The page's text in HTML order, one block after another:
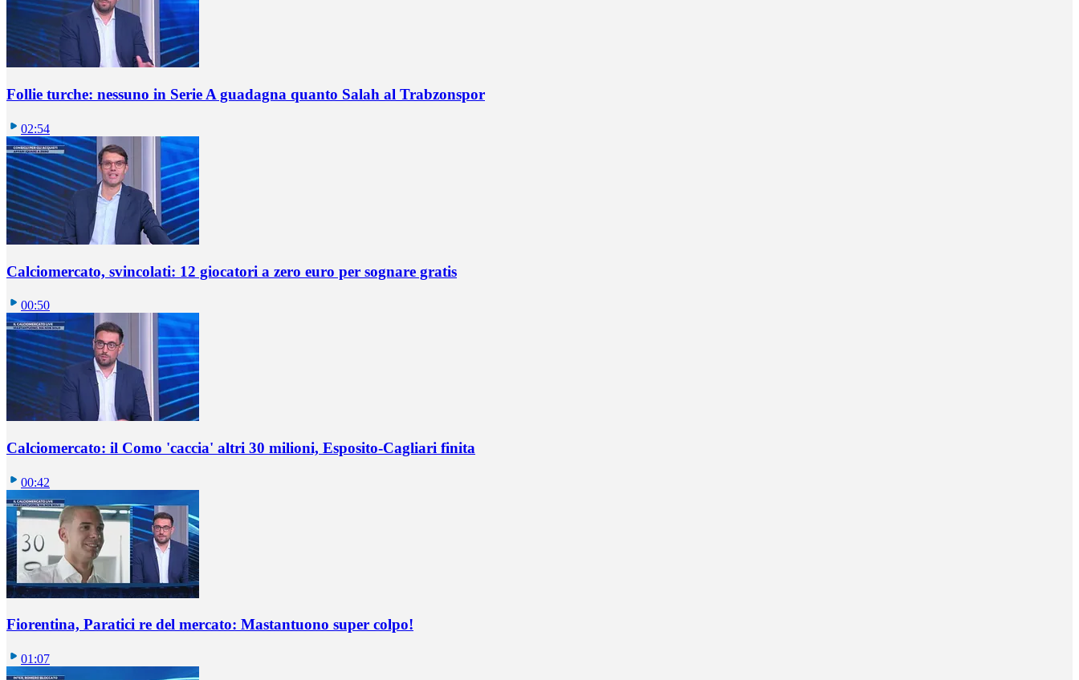
Follie turche: nessuno in Serie A guadagna quanto Salah al Trabzonspor
02:54
Calciomercato, svincolati: 12 giocatori a zero euro per sognare gratis
00:50
Calciomercato: il Como 'caccia' altri 30 milioni, Esposito-Cagliari finita
00:42
Fiorentina, Paratici re del mercato: Mastantuono super colpo!
01:07